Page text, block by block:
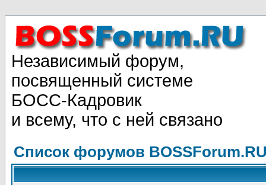
Независимый форум,
посвященный системе
БОСС-Кадровик
и всему, что с ней связано
Список форумов